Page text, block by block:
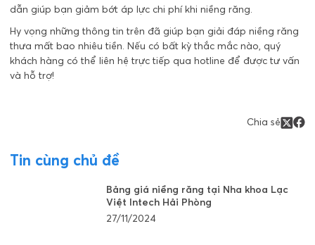
dẫn giúp bạn giảm bớt áp lực chi phí khi niềng răng.
Hy vọng những thông tin trên đã giúp bạn giải đáp niềng răng
thưa mất bao nhiêu tiền. Nếu có bất kỳ thắc mắc nào, quý
khách hàng có thể liên hệ trực tiếp qua hotline để được tư vấn
và hỗ trợ!
Chia sẻ
Tin cùng chủ đề
Bảng giá niềng răng tại Nha khoa Lạc
Việt Intech Hải Phòng
27/11/2024